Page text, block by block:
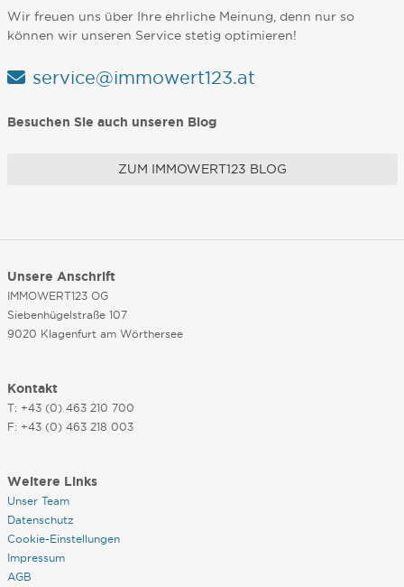
Wir freuen uns über Ihre ehrliche Meinung, denn nur so
können wir unseren Service stetig optimieren!
service@immowert123.at
Besuchen Sie auch unseren Blog
ZUM IMMOWERT123 BLOG
Unsere Anschrift
IMMOWERT123 OG
Siebenhügelstraße 107
9020 Klagenfurt am Wörthersee
Kontakt
T: +43 (0) 463 210 700
F: +43 (0) 463 218 003
Weitere Links
Unser Team
Datenschutz
Cookie-Einstellungen
Impressum
AGB